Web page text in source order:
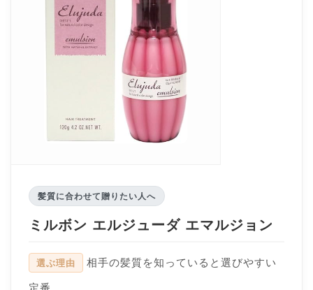
髪質に合わせて贈りたい人へ
ミルボン エルジューダ エマルジョン
選ぶ理由
相手の髪質を知っていると選びやすい
定番